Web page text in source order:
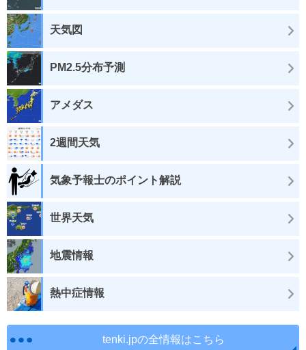
天気図
PM2.5分布予測
アメダス
2週間天気
気象予報士のポイント解説
世界天気
地震情報
熱中症情報
tenki.jpの全情報はこちら